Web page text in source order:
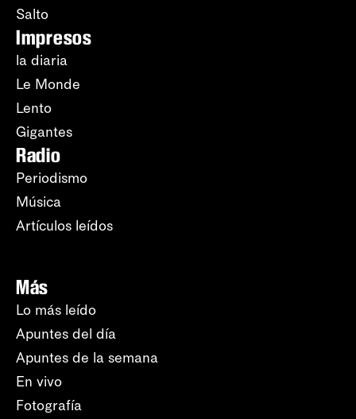
Salto
Impresos
la diaria
Le Monde
Lento
Gigantes
Radio
Periodismo
Música
Artículos leídos
Más
Lo más leído
Apuntes del día
Apuntes de la semana
En vivo
Fotografía